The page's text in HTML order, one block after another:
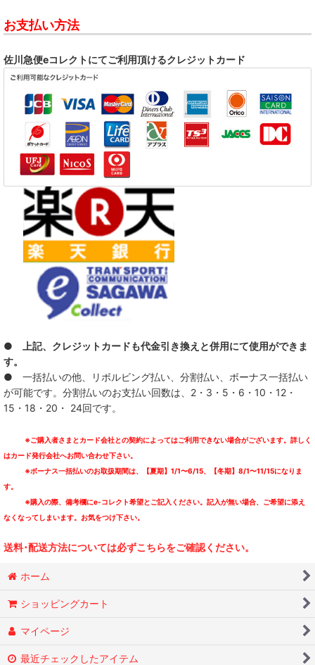
お支払い方法
佐川急便eコレクトにてご利用頂けるクレジットカード
● 上記、クレジットカードも代金引き換えと併用にて使用ができま
す。
● 一括払いの他、リボルビング払い、分割払い、ボーナス一括払い
が可能です。分割払いのお支払い回数は、2・3・5・6・10・12・
15・18・20・ 24回です。
※ご購入者さまとカード会社との契約によってはご利用できない場合がございます。詳しく
はカード発行会社へお問い合わせ下さい。
※ボーナス一括払いのお取扱期間は、【夏期】1/1〜6/15、【冬期】8/1〜11/15になりま
す。
※購入の際、備考欄にe-コレクト希望とご記入ください。記入が無い場合、ご希望に添え
なくなってしまいます。お気をつけ下さい。
送料･配送方法については必ずこちらをご確認ください。
ホーム
ショッピングカート
マイページ
最近チェックしたアイテム